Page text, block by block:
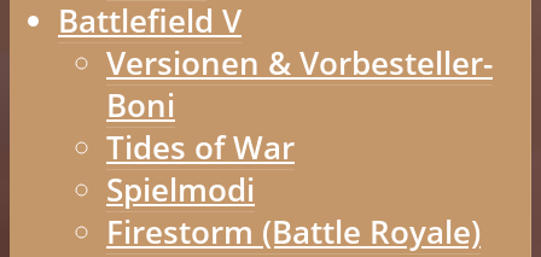
Battlefield V
Versionen & Vorbesteller-
Boni
Tides of War
Spielmodi
Firestorm (Battle Royale)